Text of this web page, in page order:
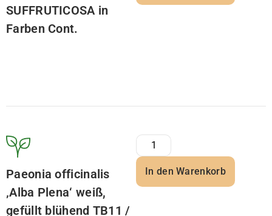
SUFFRUTICOSA in
Farben Cont.
Paeonia officinalis
‚Alba Plena‘ weiß,
gefüllt blühend TB11 /
In den Warenkorb